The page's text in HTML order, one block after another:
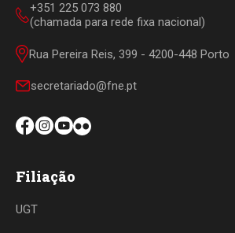
+351 225 073 880
(chamada para rede fixa nacional)
Rua Pereira Reis, 399 - 4200-448 Porto
secretariado@fne.pt
Filiação
UGT